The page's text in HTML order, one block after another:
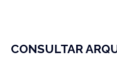
CONSULTAR